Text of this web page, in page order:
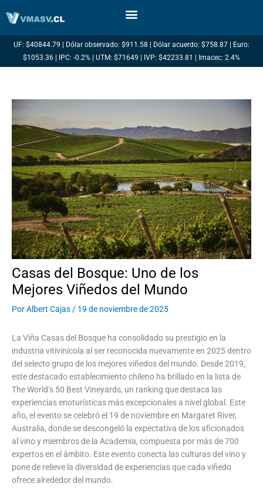
UF: $40844.79 | Dólar observado: $911.58 | Dólar acuerdo: $758.87 | Euro:
$1053.36 | IPC: -0.2% | UTM: $71649 | IVP: $42233.81 | Imacec: 2.4%
Casas del Bosque: Uno de los
Mejores Viñedos del Mundo
PorAlbert Cajas/ 19 de noviembre de 2025
La Viña Casas del Bosque ha consolidado su prestigio en la
industria vitivinícola al ser reconocida nuevamente en 2025 dentro
del selecto grupo de los mejores viñedos del mundo. Desde 2019,
este destacado establecimiento chileno ha brillado en la lista de
The World’s 50 Best Vineyards, un ranking que destaca las
experiencias enoturísticas más excepcionales a nivel global. Este
año, el evento se celebró el 19 de noviembre en Margaret River,
Australia, donde se descongeló la expectativa de los aficionados
al vino y miembros de la Academia, compuesta por más de 700
expertos en el ámbito. Este evento conecta las culturas del vino y
pone de relieve la diversidad de experiencias que cada viñedo
ofrece alrededor del mundo.